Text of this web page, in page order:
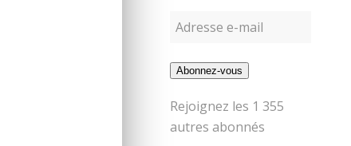
Abonnez-vous
Rejoignez les 1 355
autres abonnés